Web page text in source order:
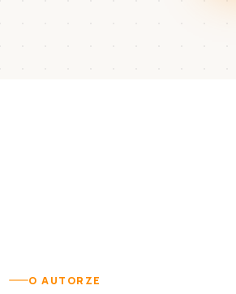
O AUTORZE